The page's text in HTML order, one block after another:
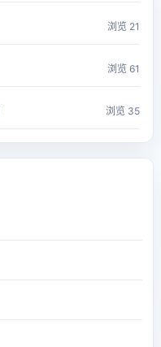
浏览 21
浏览 61
浏览 35